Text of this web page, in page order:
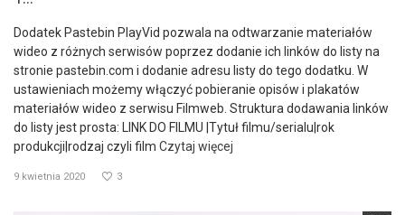
Dodatek Pastebin PlayVid pozwala na odtwarzanie materiałów
wideo z różnych serwisów poprzez dodanie ich linków do listy na
stronie pastebin.com i dodanie adresu listy do tego dodatku. W
ustawieniach możemy włączyć pobieranie opisów i plakatów
materiałów wideo z serwisu Filmweb. Struktura dodawania linków
do listy jest prosta: LINK DO FILMU |Tytuł filmu/serialu|rok
produkcji|rodzaj czyli film Czytaj więcej
9 kwietnia 2020 3